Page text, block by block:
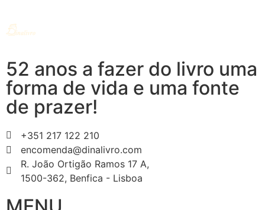
52 anos a fazer do livro uma
forma de vida e uma fonte
de prazer!
+351 217 122 210
encomenda@dinalivro.com
R. João Ortigão Ramos 17 A,
1500-362, Benfica - Lisboa